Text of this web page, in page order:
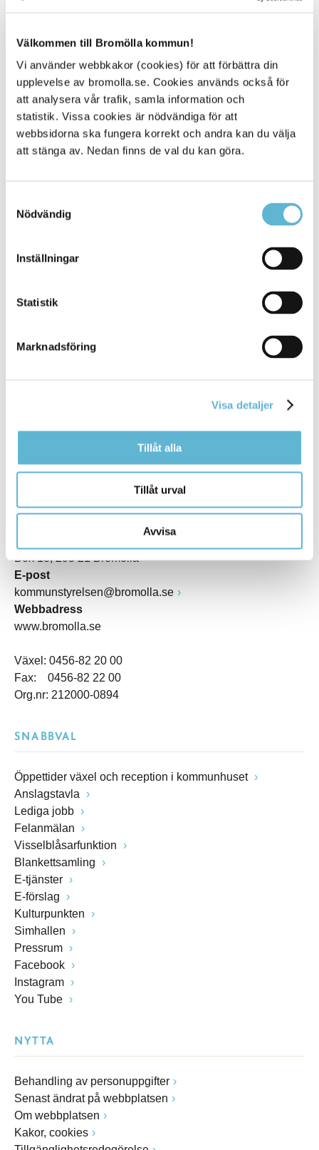
Välkommen till Bromölla kommun!
Vi använder webbkakor (cookies) för att förbättra din
upplevelse av bromolla.se. Cookies används också för
att analysera vår trafik, samla information och
statistik. Vissa cookies är nödvändiga för att
webbsidorna ska fungera korrekt och andra kan du välja
att stänga av. Nedan finns de val du kan göra.
Nödvändig
Inställningar
Statistik
Marknadsföring
Visa detaljer
Tillåt alla
Tillåt urval
Avvisa
Kontakt
kommunstyrelsen@bromolla.se
(SMS0709-17 11 72)
inger.hofflander@bromolla.se
KONTAKT
Besöksadress
Box 18, 295 21 Bromölla
E-post
kommunstyrelsen@bromolla.se
Webbadress
www.bromolla.se
Växel: 0456-82 20 00
Fax: 0456-82 22 00
Org.nr: 212000-0894
SNABBVAL
Öppettider växel och reception i kommunhuset
Anslagstavla
Lediga jobb
Felanmälan
Visselblåsarfunktion
Blankettsamling
E-tjänster
E-förslag
Kulturpunkten
Simhallen
Pressrum
Facebook
Instagram
You Tube
NYTTA
Behandling av personuppgifter
Senast ändrat på webbplatsen
Om webbplatsen
Kakor, cookies